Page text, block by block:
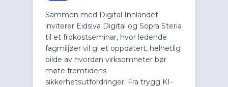
Sammen med Digital Innlandet
inviterer Eidsiva Digital og Sopra Steria
til et frokostseminar, hvor ledende
fagmiljøer vil gi et oppdatert, helhetlig
bilde av hvordan virksomheter bør
møte fremtidens
sikkerhetsutfordringer. Fra trygg KI-